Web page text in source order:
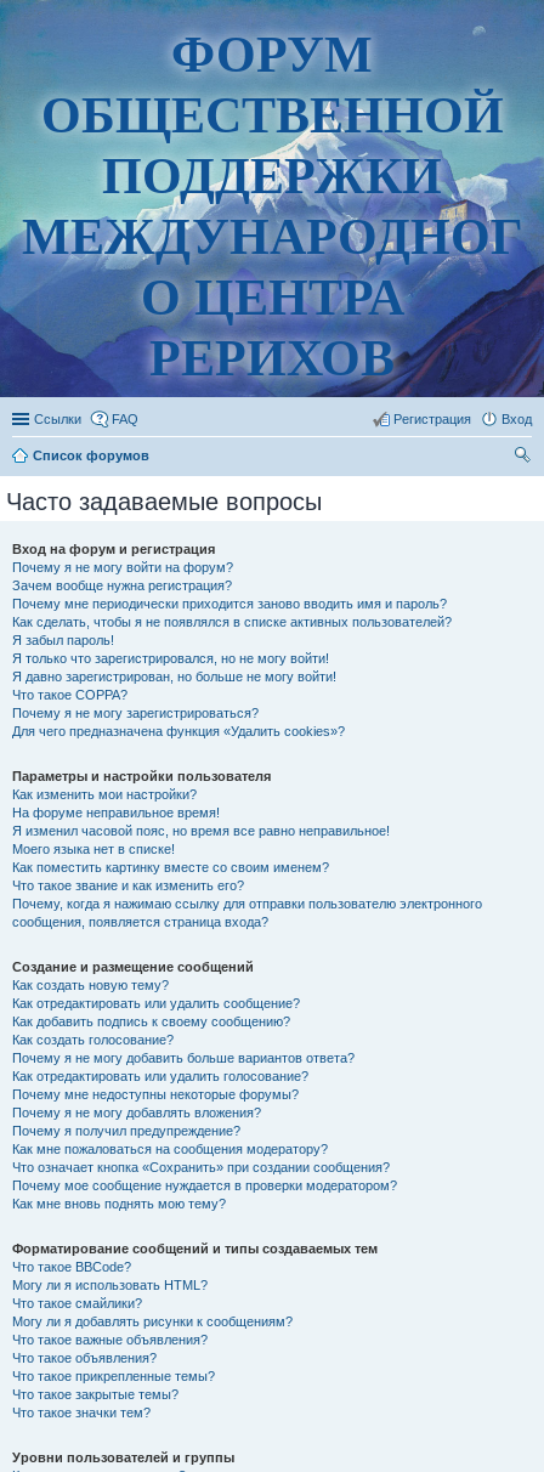
ФОРУМ
ОБЩЕСТВЕННОЙ
ПОДДЕРЖКИ
МЕЖДУНАРОДНОГ
О ЦЕНТРА
РЕРИХОВ
Ссылки FAQ Вход
Регистрация
Список форумов
Часто задаваемые вопросы
Вход на форум и регистрация
Почему я не могу войти на форум?
Зачем вообще нужна регистрация?
Почему мне периодически приходится заново вводить имя и пароль?
Как сделать, чтобы я не появлялся в списке активных пользователей?
Я забыл пароль!
Я только что зарегистрировался, но не могу войти!
Я давно зарегистрирован, но больше не могу войти!
Что такое COPPA?
Почему я не могу зарегистрироваться?
Для чего предназначена функция «Удалить cookies»?
Параметры и настройки пользователя
Как изменить мои настройки?
На форуме неправильное время!
Я изменил часовой пояс, но время все равно неправильное!
Моего языка нет в списке!
Как поместить картинку вместе со своим именем?
Что такое звание и как изменить его?
Почему, когда я нажимаю ссылку для отправки пользователю электронного
сообщения, появляется страница входа?
Создание и размещение сообщений
Как создать новую тему?
Как отредактировать или удалить сообщение?
Как добавить подпись к своему сообщению?
Как создать голосование?
Почему я не могу добавить больше вариантов ответа?
Как отредактировать или удалить голосование?
Почему мне недоступны некоторые форумы?
Почему я не могу добавлять вложения?
Почему я получил предупреждение?
Как мне пожаловаться на сообщения модератору?
Что означает кнопка «Сохранить» при создании сообщения?
Почему мое сообщение нуждается в проверки модератором?
Как мне вновь поднять мою тему?
Форматирование сообщений и типы создаваемых тем
Что такое BBCode?
Могу ли я использовать HTML?
Что такое смайлики?
Могу ли я добавлять рисунки к сообщениям?
Что такое важные объявления?
Что такое объявления?
Что такое прикрепленные темы?
Что такое закрытые темы?
Что такое значки тем?
Уровни пользователей и группы